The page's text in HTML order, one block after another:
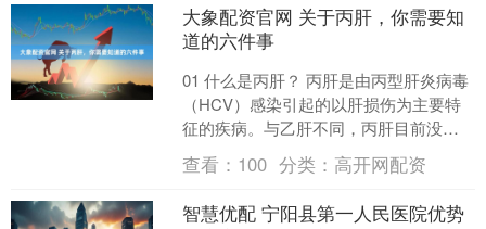
大象配资官网 关于丙肝，你需要知
道的六件事
01 什么是丙肝？ 丙肝是由丙型肝炎病毒
（HCV）感染引起的以肝损伤为主要特
征的疾病。与乙肝不同，丙肝目前没有
疫苗预防。 丙肝以慢性隐匿性感染为
主，HCV入侵肝....
查看： 100 分类： 高开网配资
智慧优配 宁阳县第一人民医院优势